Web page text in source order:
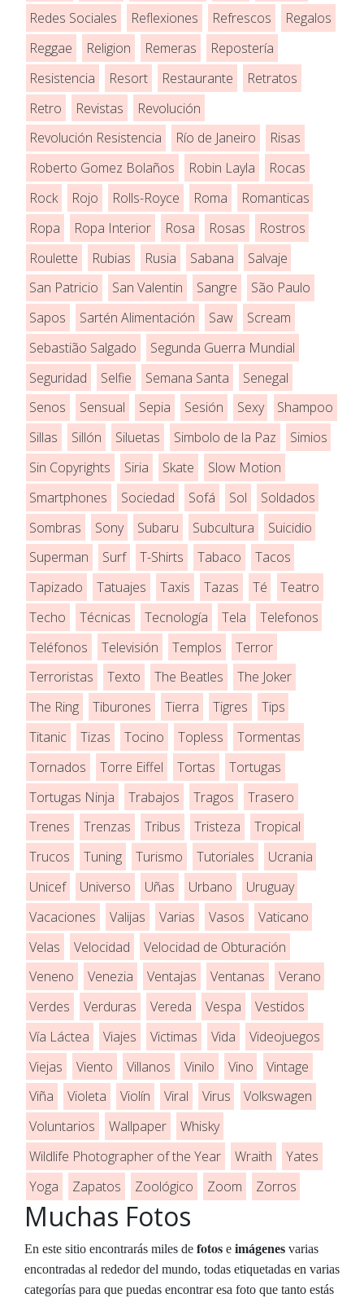
Redes Sociales
Reflexiones Refrescos
Regalos
Reggae
Religion Remeras
Repostería
Resistencia
Resort Restaurante
Retratos
Retro
Revistas
Revolución
Revolución Resistencia
Río de Janeiro
Risas
Roberto Gomez Bolaños
Robin Layla
Rocas
Rock
Rojo Rolls-Royce Roma
Romanticas
Ropa
Ropa Interior Rosa Rosas
Rostros
Roulette
Rubias Rusia Sabana
Salvaje
San Patricio
San Valentin Sangre
São Paulo
Sapos
Sartén Alimentación Saw
Scream
Sebastião Salgado
Segunda Guerra Mundial
Seguridad
Selfie Semana Santa
Senegal
Senos
Sensual Sepia Sesión Sexy
Shampoo
Sillas
Sillón Siluetas Simbolo de la Paz
Simios
Sin Copyrights
Siria Skate
Slow Motion
Smartphones
Sociedad Sofá Sol
Soldados
Sombras
Sony Subaru Subcultura
Suicidio
Superman
Surf T-Shirts Tabaco
Tacos
Tapizado
Tatuajes Taxis Tazas Té
Teatro
Techo
Técnicas Tecnología Tela
Telefonos
Teléfonos
Televisión Templos
Terror
Terroristas
Texto The Beatles
The Joker
The Ring
Tiburones Tierra Tigres
Tips
Titanic
Tizas Tocino Topless
Tormentas
Tornados
Torre Eiffel Tortas
Tortugas
Tortugas Ninja
Trabajos Tragos
Trasero
Trenes
Trenzas Tribus Tristeza
Tropical
Trucos
Tuning Turismo Tutoriales
Ucrania
Unicef
Universo Uñas Urbano
Uruguay
Vacaciones
Valijas Varias Vasos
Vaticano
Velas
Velocidad
Velocidad de Obturación
Veneno
Venezia Ventajas Ventanas
Verano
Verdes
Verduras Vereda Vespa
Vestidos
Vía Láctea
Viajes Victimas Vida
Videojuegos
Viejas
Viento Villanos Vinilo Vino
Vintage
Viña
Violeta Violín Viral Virus
Volkswagen
Voluntarios
Wallpaper
Whisky
Wildlife Photographer of the Year
Wraith
Yates
Yoga
Zapatos Zoológico Zoom Zorros
Muchas Fotos
En este sitio encontrarás miles de fotos e imágenes varias
encontradas al rededor del mundo, todas etiquetadas en varias
categorías para que puedas encontrar esa foto que tanto estás